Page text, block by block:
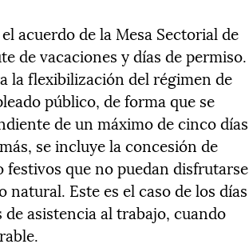
acuerdo de la Mesa Sectorial de
de vacaciones y días de permiso.
la flexibilización del régimen de
público, de forma que se
de un máximo de cinco días
se incluye la concesión de
que no puedan disfrutarse
Este es el caso de los días
de asistencia al trabajo, cuando